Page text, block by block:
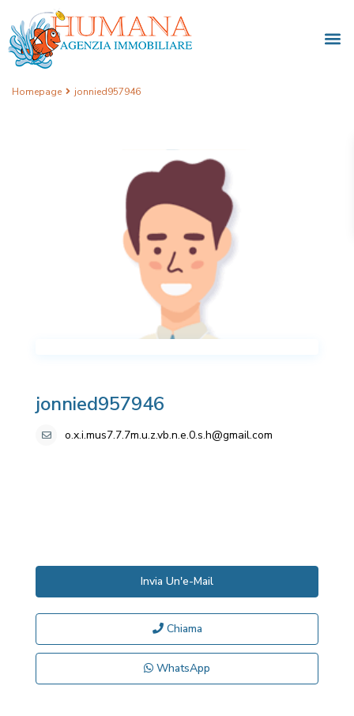
Homepage jonnied957946
jonnied957946
o.x.i.mus7.7.7m.u.z.vb.n.e.0.s.h@gmail.com
Invia Un'e-Mail
Chiama
WhatsApp